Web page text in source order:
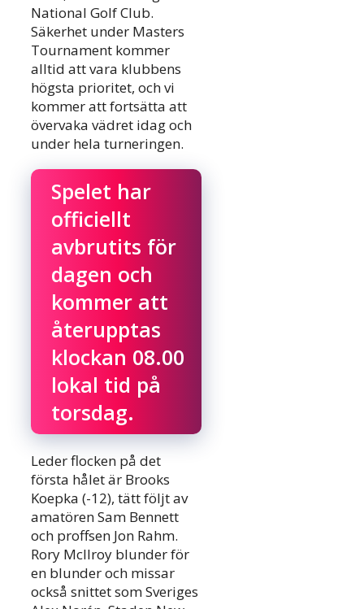
National Golf Club.
Säkerhet under Masters
Tournament kommer
alltid att vara klubbens
högsta prioritet, och vi
kommer att fortsätta att
övervaka vädret idag och
under hela turneringen.
Spelet har
officiellt
avbrutits för
dagen och
kommer att
återupptas
klockan 08.00
lokal tid på
torsdag.
Leder flocken på det
första hålet är Brooks
Koepka (-12), tätt följt av
amatören Sam Bennett
och proffsen Jon Rahm.
Rory McIlroy blunder för
en blunder och missar
också snittet som Sveriges